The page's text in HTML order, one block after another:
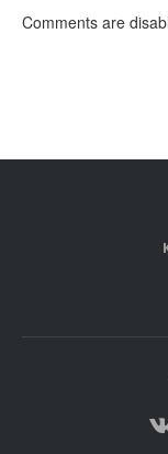
Comments are